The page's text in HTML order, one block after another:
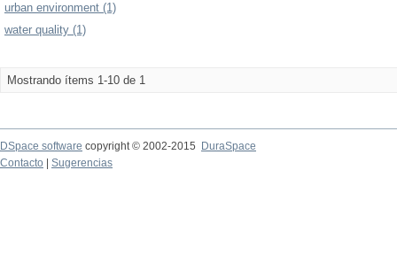
urban environment (1)
water quality (1)
Mostrando ítems 1-10 de 1
DSpace software copyright © 2002-2015
DuraSpace
Contacto
Sugerencias